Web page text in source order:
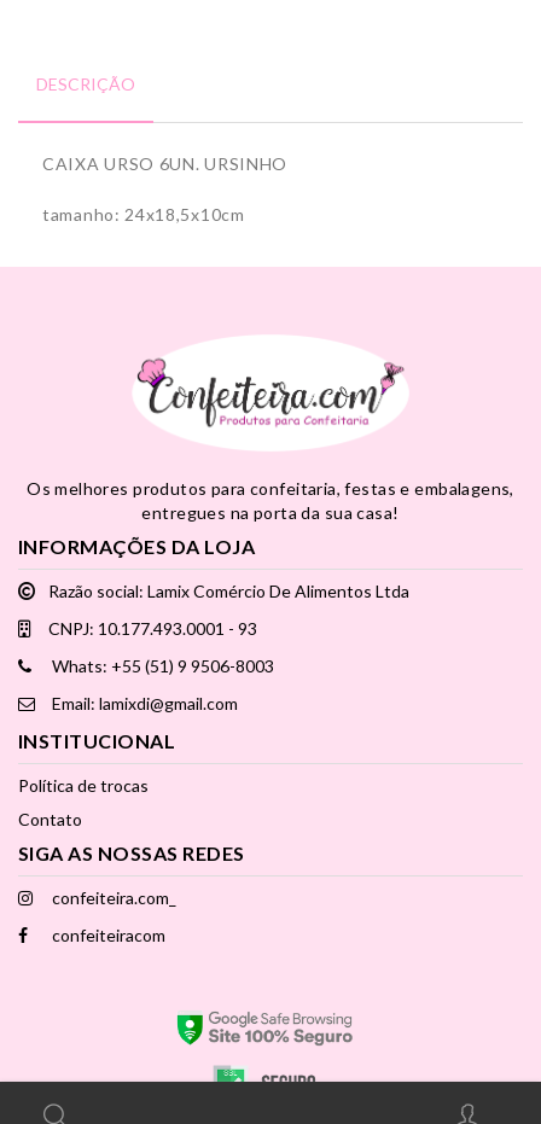
DESCRIÇÃO
CAIXA URSO 6UN. URSINHO
tamanho: 24x18,5x10cm
Os melhores produtos para confeitaria, festas e embalagens,
entregues na porta da sua casa!
INFORMAÇÕES DA LOJA
Razão social: Lamix Comércio De Alimentos Ltda
CNPJ: 10.177.493.0001 - 93
Whats: +55 (51) 9 9506-8003
Email: lamixdi@gmail.com
INSTITUCIONAL
Política de trocas
Contato
SIGA AS NOSSAS REDES
confeiteira.com_
confeiteiracom